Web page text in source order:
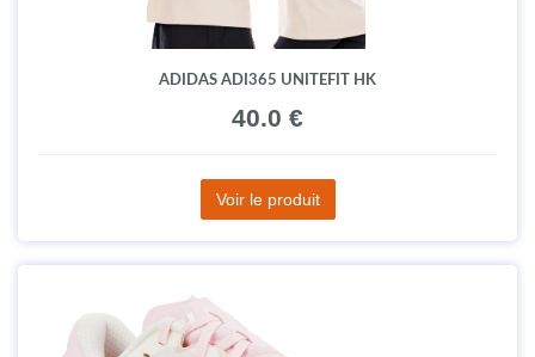
ADIDAS ADI365 UNITEFIT HK
40.0 €
Voir le produit